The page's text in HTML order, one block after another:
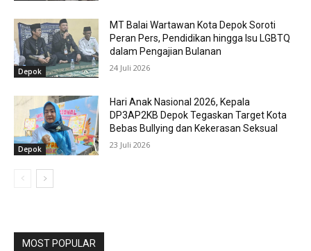
Depok
MT Balai Wartawan Kota Depok Soroti
Peran Pers, Pendidikan hingga Isu LGBTQ
dalam Pengajian Bulanan
24 Juli 2026
Depok
Hari Anak Nasional 2026, Kepala
DP3AP2KB Depok Tegaskan Target Kota
Bebas Bullying dan Kekerasan Seksual
23 Juli 2026
MOST POPULAR